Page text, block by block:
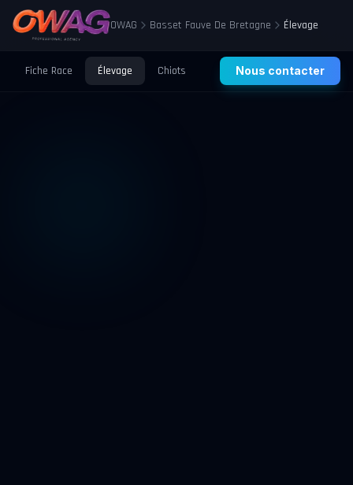
OWAG Basset Fauve De Bretagne Élevage
Fiche Race Élevage Chiots Santé Éducation
Nous contacter